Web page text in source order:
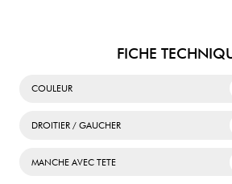
FICHE
COULEUR
DROITIER / GAUCHER
MANCHE AVEC TETE